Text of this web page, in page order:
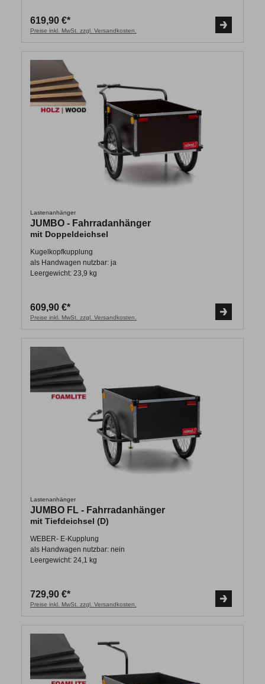
619,90 €*
Preise inkl. MwSt. zzgl. Versandkosten.
Lastenanhänger
JUMBO - Fahrradanhänger
mit Doppeldeichsel
Kugelkopfkupplung
als Handwagen nutzbar: ja
Leergewicht: 23,9 kg
609,90 €*
Preise inkl. MwSt. zzgl. Versandkosten.
Lastenanhänger
JUMBO FL - Fahrradanhänger
mit Tiefdeichsel (D)
WEBER- E-Kupplung
als Handwagen nutzbar: nein
Leergewicht: 24,1 kg
729,90 €*
Preise inkl. MwSt. zzgl. Versandkosten.